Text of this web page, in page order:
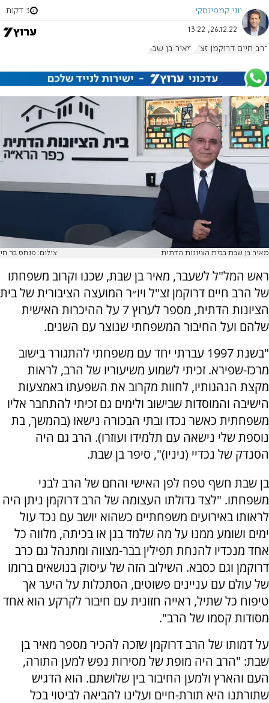
יוני קמפינסקי 3 דקות
26.12.22, 13:22
הרב חיים דרוקמן זצ"ל מאיר בן שבת
מאיר בן שבת בבית הציונות הדתית צילום: פנחס בר חי
ראש המל"ל לשעבר, מאיר בן שבת, שכנו וקרוב משפחתו
של הרב חיים דרוקמן זצ"ל ויו״ר המועצה הציבורית של בית
הציונות הדתית, מספר לערוץ 7 על ההיכרות האישית
שלהם ועל החיבור המשפחתי שנוצר עם השנים.
"בשנת 1997 עברתי יחד עם משפחתי להתגורר בישוב
מרכז-שפירא. זכיתי לשמוע משיעוריו של הרב, לראות
מקצת הנהגותיו, לחוות מקרוב את השפעתו באמצעות
הישיבה והמוסדות שבישוב ולימים גם זכיתי להתחבר אליו
משפחתית כאשר נכדו ובתי הבכורה נישאו (בהמשך, בת
נוספת שלי נישאה עם תלמידו ועוזרו). הרב גם היה
הסנדק של נכדיי (ניניו)", סיפר בן שבת.
בן שבת חשף טפח לפן האישי והחם של הרב לבני
משפחתו. "לצד גדולתו העצומה של הרב דרוקמן ניתן היה
לראותו באירועים משפחתיים כשהוא יושב עם נכד עול
ימים ושומע ממנו על מה שלמד בגן או בכיתה, מלווה כל
אחד מנכדיו להנחת תפילין בבר-מצווה ומתנהל גם כרב
דרוקמן וגם כסבא. השילוב הזה של עיסוק בנושאים ברומו
של עולם עם עניינים פשוטים, הסתכלות על היער אך
טיפוח כל שתיל, ראייה חזונית עם חיבור לקרקע הוא אחד
מסודות קסמו של הרב".
על דמותו של הרב דרוקמן שזכה להכיר מספר מאיר בן
שבת: "הרב היה מופת של מסירות נפש למען התורה,
העם והארץ ולמען החיבור בין שלושתם. הוא הדגיש
שתורתנו היא תורת-חיים ועלינו להביאה לביטוי בכל